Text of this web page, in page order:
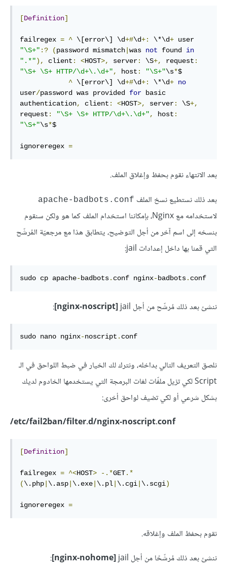
[Definition]
failregex = ^ \[error\] \d+#\d+: \*\d+
"\S+" :? (password mismatch was not found in
".*"), client : <HOST>, server: \S+, request :
"\S+ \S+ HTTP/\d+\.\d+", host : "\S+"\s*$
^ \[error\] \d+#\d+: \*\d+ no
user/password was provided for basic
authentication, client : <HOST>, server: \S+,
request : "\S+ \S+ HTTP/\d+\.\d+", host :
"\S+"\s*$
ignoreregex =
بعد الانتهاء نقوم بحفظ وإغلاق الملف.
بعد ذلك نستطيع نسخ الملف apache-badbots.conf
لاستخدامه مع Nginx، بإمكاننا استخدام الملف كما هو ولكن سنقوم
بنسخه إلى اسم آخر من أجل التوضيح، يتطابق هذا مع مرجعيّة المُرشّح
التي قمنا بها داخل إعدادات jail:
sudo cp apache-badbots. conf nginx-badbots. conf
ننشئ بعد ذلك مُرشّح من أجل nginx-noscript]jail
]
:
sudo nano nginx-noscript . conf
نلصق التعريف التالي بداخله، ونترك لك الخيار في ضبط اللواحق في الـ
Script لكي تزيل ملفّات لغات البرمجة التي يستخدمها الخادوم لديك
بشكل شرعي أو لكي تضيف لواحق أخرى:
etc/fail2ban/filter.d/nginx-noscript.conf/
[Definition]
failregex = ^<HOST> -.*GET.*
(\.php \.asp \.exe \.pl \.cgi \.scgi)
ignoreregex =
نقوم بحفظ الملف وإغلاقه.
ننشئ بعد ذلك مُرشّحًا من أجل
nginx-nohome]jail
]
: